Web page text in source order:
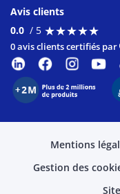
Avis clients
0.0 / 5 ★★★★★
★★★★★
0 avis clients certifiés par
Mentions
Gestion des